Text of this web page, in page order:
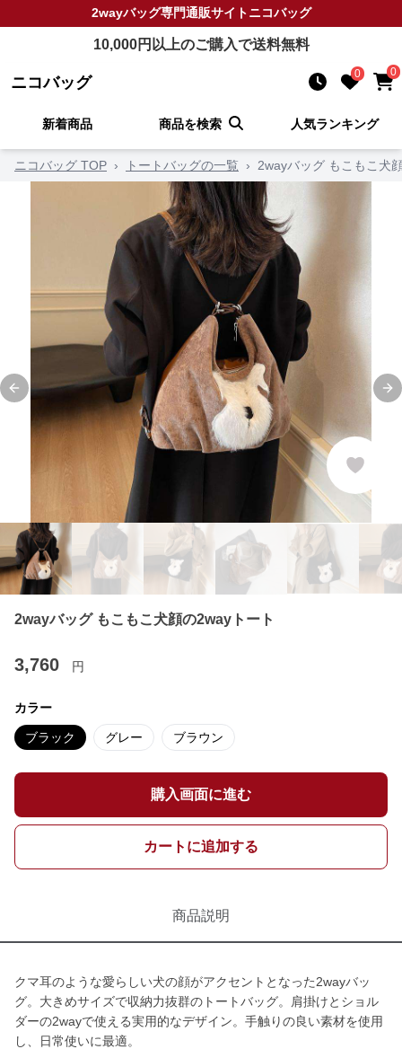
2wayバッグ専門通販サイトニコバッグ
10,000円以上のご購入で送料無料
ニコバッグ 0 0
新着商品 商品を検索 人気ランキング
ニコバッグ TOP › トートバッグの一覧 › 2wayバッグ もこもこ犬
Previous slide
2wayバッグ もこもこ犬顔の2wayトート
3,760 円
カラー
ブラック グレー ブラウン
購入画面に進む
カートに追加する
商品説明
クマ耳のような愛らしい犬の顔がアクセントとなった2wayバッ
グ。大きめサイズで収納力抜群のトートバッグ。肩掛けとショル
ダーの2wayで使える実用的なデザイン。手触りの良い素材を使用
し、日常使いに最適。